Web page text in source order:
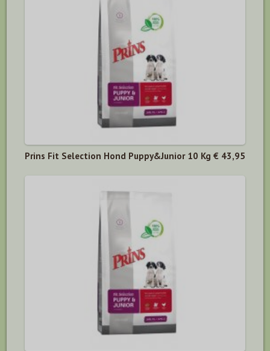
Prins Fit Selection Hond Puppy&Junior 10 Kg € 43,95